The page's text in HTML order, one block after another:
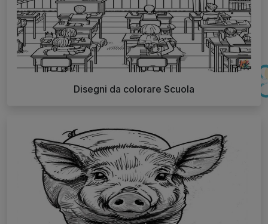
Disegni da colorare Scuola